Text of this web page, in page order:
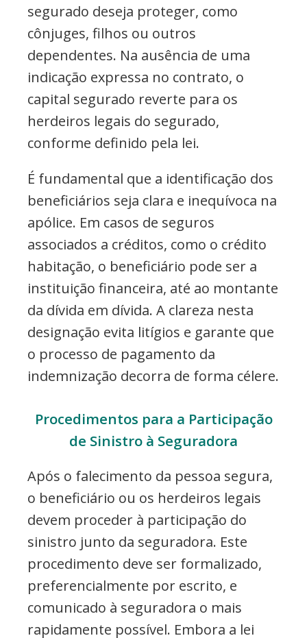
segurado deseja proteger, como
cônjuges, filhos ou outros
dependentes. Na ausência de uma
indicação expressa no contrato, o
capital segurado reverte para os
herdeiros legais do segurado,
conforme definido pela lei.
É fundamental que a identificação dos
beneficiários seja clara e inequívoca na
apólice. Em casos de seguros
associados a créditos, como o crédito
habitação, o beneficiário pode ser a
instituição financeira, até ao montante
da dívida em dívida. A clareza nesta
designação evita litígios e garante que
o processo de pagamento da
indemnização decorra de forma célere.
Procedimentos para a Participação
de Sinistro à Seguradora
Após o falecimento da pessoa segura,
o beneficiário ou os herdeiros legais
devem proceder à participação do
sinistro junto da seguradora. Este
procedimento deve ser formalizado,
preferencialmente por escrito, e
comunicado à seguradora o mais
rapidamente possível. Embora a lei